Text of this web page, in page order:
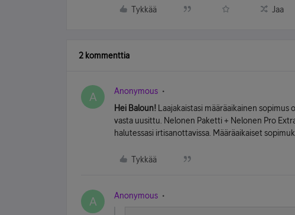
Tykkää Jaa
2 kommenttia
A Anonymous
Hei Baloun! Laajakaistasi määräaikainen
vasta uusittu. Nelonen Paketti + Nelonen Pro
halutessasi irtisanottavissa. Määräaikaiset
Tykkää
A Anonymous